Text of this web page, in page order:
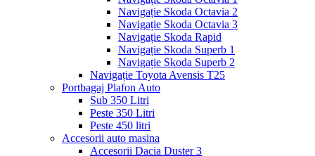
Navigație Skoda Octavia 2
Navigație Skoda Octavia 3
Navigație Skoda Rapid
Navigație Skoda Superb 1
Navigație Skoda Superb 2
Navigație Toyota Avensis T25
Portbagaj Plafon Auto
Sub 350 Litri
Peste 350 Litri
Peste 450 litri
Accesorii auto masina
Accesorii Dacia Duster 3